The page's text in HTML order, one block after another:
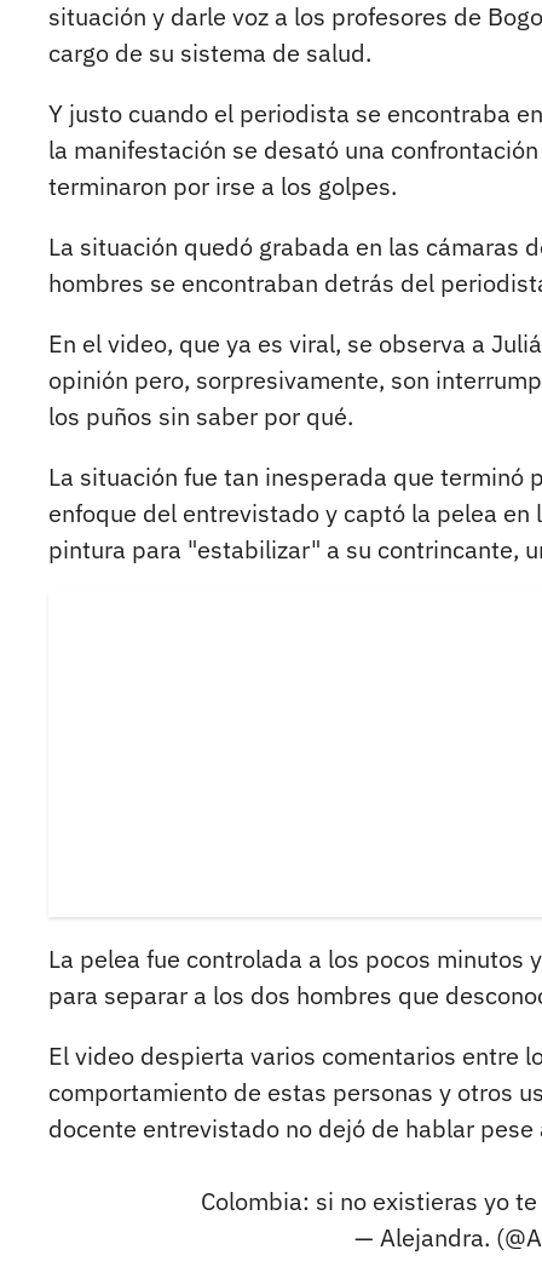
situación y darle voz a los profesores de
cargo de su sistema de salud.
Y justo cuando el periodista se encontraba
la manifestación se desató una
terminaron por irse a los golpes.
La situación quedó grabada en las cámaras
hombres se encontraban detrás del
En el video, que ya es viral, se observa a
opinión pero, sorpresivamente, son
los puños sin saber por qué.
La situación fue tan inesperada que terminó
enfoque del entrevistado y captó la pelea
pintura para "estabilizar" a su contrincante,
La pelea fue controlada a los pocos
para separar a los dos hombres que
El video despierta varios comentarios entre
comportamiento de estas personas y otros
docente entrevistado no dejó de hablar
Colombia: si no existieras yo
— Alejandra.